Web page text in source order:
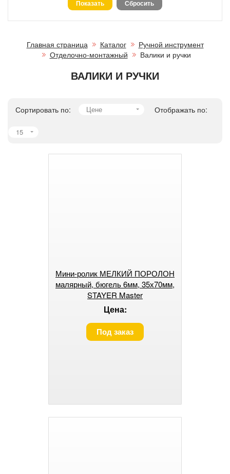
Главная страница Каталог
Ручной инструмент
Отделочно-монтажный
Валики и ручки
ВАЛИКИ И РУЧКИ
Сортировать по: Цене Отображать по:
15
Мини-ролик МЕЛКИЙ ПОРОЛОН
малярный, бюгель 6мм, 35х70мм,
STAYER Master
Цена:
Под заказ